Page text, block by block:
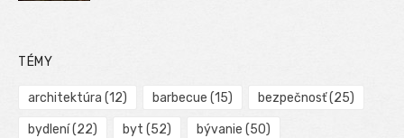
TÉMY
architektúra (12) barbecue (15) bezpečnosť(25)
bydlení(22) byt (52) bývanie (50)